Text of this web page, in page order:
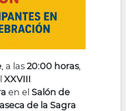
, a las20:00 horas,
XXVIII
en elSalón de
de la Sagra